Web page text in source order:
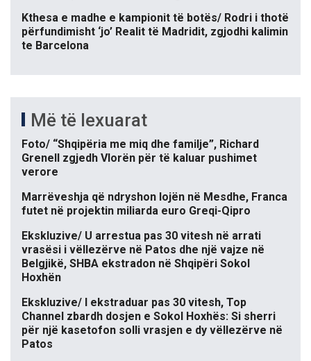
Kthesa e madhe e kampionit të botës/ Rodri i thotë
përfundimisht ‘jo’ Realit të Madridit, zgjodhi kalimin
te Barcelona
Më të lexuarat
Foto/ “Shqipëria me miq dhe familje”, Richard
Grenell zgjedh Vlorën për të kaluar pushimet
verore
Marrëveshja që ndryshon lojën në Mesdhe, Franca
futet në projektin miliarda euro Greqi-Qipro
Ekskluzive/ U arrestua pas 30 vitesh në arrati
vrasësi i vëllezërve në Patos dhe një vajze në
Belgjikë, SHBA ekstradon në Shqipëri Sokol
Hoxhën
Ekskluzive/ I ekstraduar pas 30 vitesh, Top
Channel zbardh dosjen e Sokol Hoxhës: Si sherri
për një kasetofon solli vrasjen e dy vëllezërve në
Patos